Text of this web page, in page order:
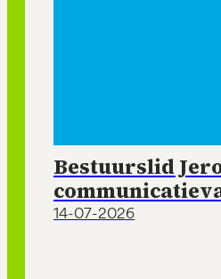
Bestuurslid
14-07-2026